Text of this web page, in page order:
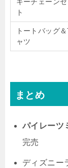
キーチェーンセ
ト
トートバッグ
ャツ
まとめ
パイレーツ
完売
ディズニー